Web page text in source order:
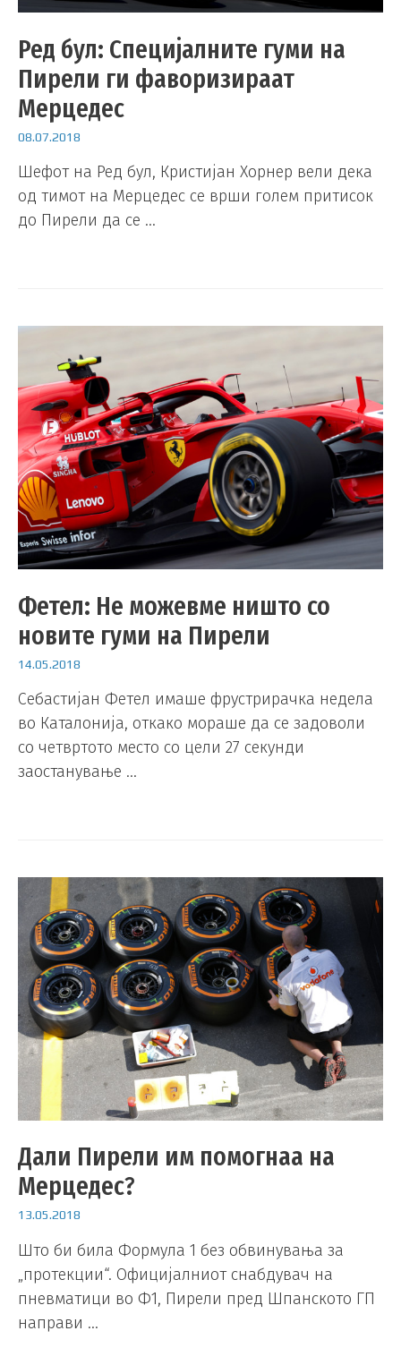
Ред бул: Специјалните гуми на
Пирели ги фаворизираат
Мерцедес
08.07.2018
Шефот на Ред бул, Кристијан Хорнер вели дека
од тимот на Мерцедес се врши голем притисок
до Пирели да се …
Фетел: Не можевме ништо со
новите гуми на Пирели
14.05.2018
Себастијан Фетел имаше фрустрирачка недела
во Каталонија, откако мораше да се задоволи
со четвртото место со цели 27 секунди
заостанување …
Дали Пирели им помогнаа на
Мерцедес?
13.05.2018
Што би била Формула 1 без обвинувања за
„протекции“. Официјалниот снабдувач на
пневматици во Ф1, Пирели пред Шпанското ГП
направи …